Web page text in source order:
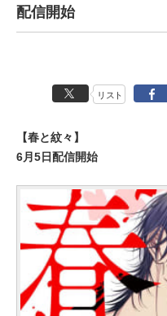
配信開始
リスト
【春と紋々】
6月5日配信開始